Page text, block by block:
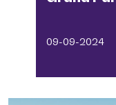
09-09-2024